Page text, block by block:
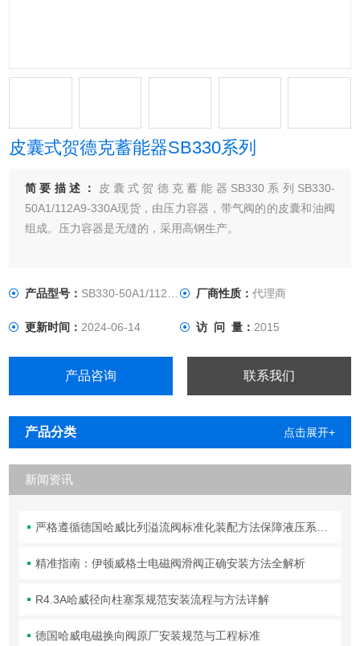
皮囊式贺德克蓄能器SB330系列
简要描述： 皮囊式贺德克蓄能器SB330系列SB330-
50A1/112A9-330A现货，由压力容器，带气阀的的皮囊和油阀
组成。压力容器是无缝的，采用高钢生产。
产品型号： SB330-50A1/112A9-330A 厂商性质： 代理商
更新时间：2024-06-14 访 问 量： 2015
产品咨询 联系我们
产品分类 点击展开+
新闻资讯
严格遵循德国哈威比列溢流阀标准化装配方法保障液压系统压力调控精准可靠
精准指南：伊顿威格士电磁阀滑阀正确安装方法全解析
R4.3A哈威径向柱塞泵规范安装流程与方法详解
德国哈威电磁换向阀原厂安装规范与工程标准